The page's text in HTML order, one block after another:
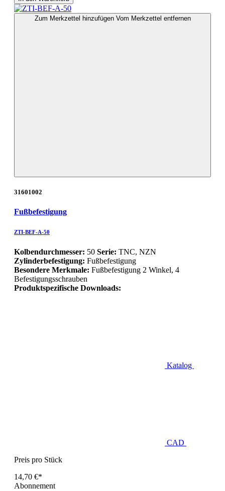
Zum Merkzettel hinzufügen Vom Merkzettel entfernen
31601002
Fußbefestigung
ZTI-BEF-A-50
Kolbendurchmesser: 50 Serie: TNC, NZN
Zylinderbefestigung: Fußbefestigung
Besondere Merkmale: Fußbefestigung 2 Winkel, 4
Befestigungsschrauben
Produktspezifische Downloads:
Katalog
CAD
Preis pro Stück
14,70 €*
Abonnement